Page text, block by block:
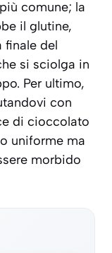
comune; la
il glutine,
finale del
si sciolga in
Per ultimo,
con
di cioccolato
uniforme ma
morbido